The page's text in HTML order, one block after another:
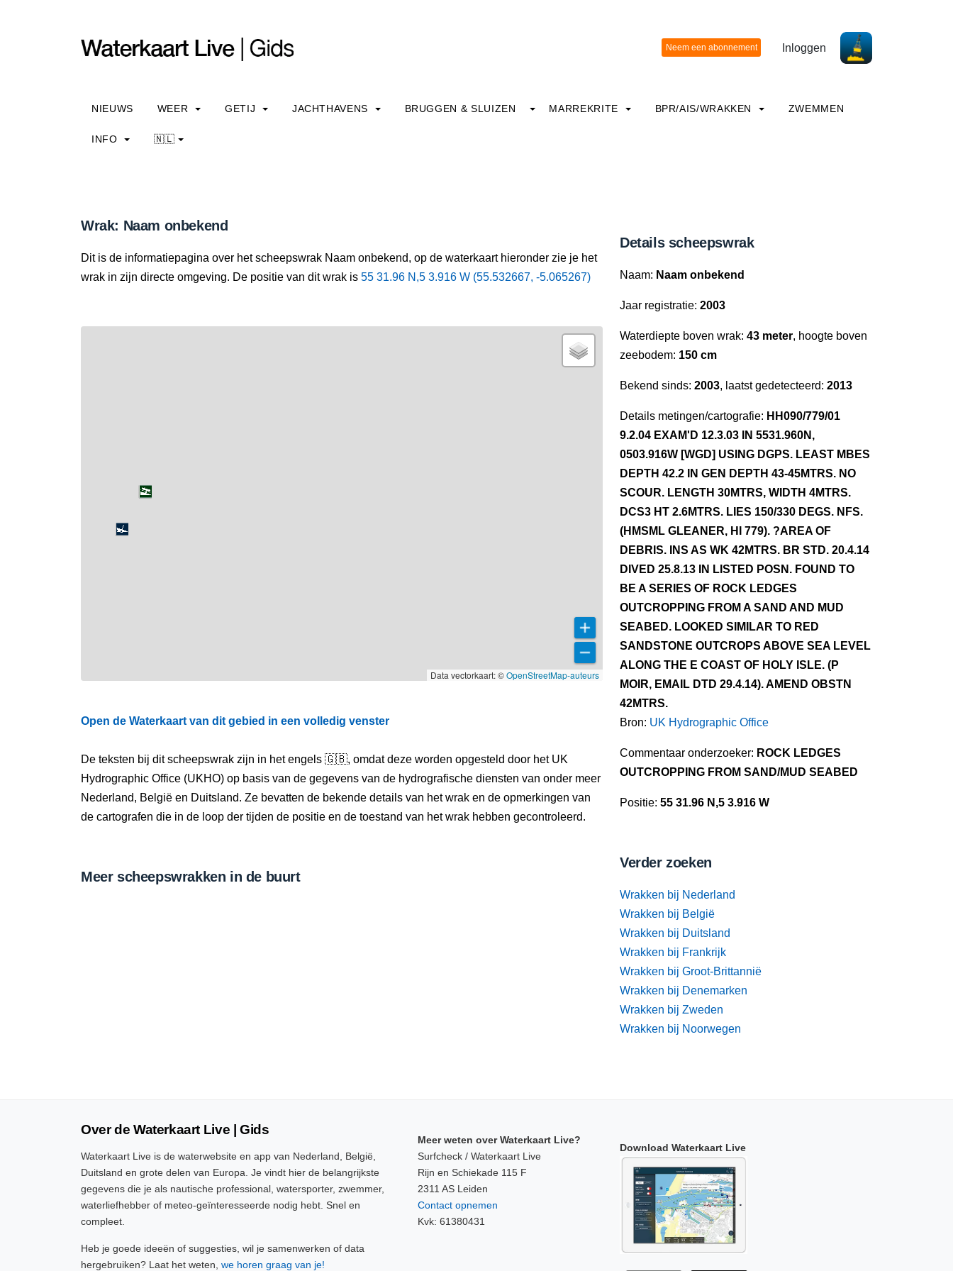
Inloggen
NIEUWS WEER GETIJ JACHTHAVENS BRUGGEN & SLUIZEN MARREKRITE BPR/AIS/WRAKKEN ZWEMMEN
INFO 🇳🇱
Wrak: Naam onbekend
Dit is de informatiepagina over het scheepswrak Naam onbekend, op de waterkaart hieronder zie je het
wrak in zijn directe omgeving. De positie van dit wrak is 55 31.96 N,5 3.916 W (55.532667, -5.065267)
Data vectorkaart: ©OpenStreetMap-auteurs
Open de Waterkaart van dit gebied in een volledig venster
De teksten bij dit scheepswrak zijn in het engels 🇬🇧, omdat deze worden opgesteld door het UK
Hydrographic Office (UKHO) op basis van de gegevens van de hydrografische diensten van onder meer
Nederland, België en Duitsland. Ze bevatten de bekende details van het wrak en de opmerkingen van
de cartografen die in de loop der tijden de positie en de toestand van het wrak hebben gecontroleerd.
Meer scheepswrakken in de buurt
Details scheepswrak
Naam: Naam onbekend
Jaar registratie: 2003
Waterdiepte boven wrak: 43 meter, hoogte boven
zeebodem: 150 cm
Bekend sinds: 2003, laatst gedetecteerd: 2013
Details metingen/cartografie: HH090/779/01
9.2.04 EXAM'D 12.3.03 IN 5531.960N,
0503.916W [WGD] USING DGPS. LEAST MBES
DEPTH 42.2 IN GEN DEPTH 43-45MTRS. NO
SCOUR. LENGTH 30MTRS, WIDTH 4MTRS.
DCS3 HT 2.6MTRS. LIES 150/330 DEGS. NFS.
(HMSML GLEANER, HI 779). ?AREA OF
DEBRIS. INS AS WK 42MTRS. BR STD. 20.4.14
DIVED 25.8.13 IN LISTED POSN. FOUND TO
BE A SERIES OF ROCK LEDGES
OUTCROPPING FROM A SAND AND MUD
SEABED. LOOKED SIMILAR TO RED
SANDSTONE OUTCROPS ABOVE SEA LEVEL
ALONG THE E COAST OF HOLY ISLE. (P
MOIR, EMAIL DTD 29.4.14). AMEND OBSTN
42MTRS.
Bron: UK Hydrographic Office
Commentaar onderzoeker: ROCK LEDGES
OUTCROPPING FROM SAND/MUD SEABED
Positie: 55 31.96 N,5 3.916 W
Verder zoeken
Wrakken bij Nederland
Wrakken bij België
Wrakken bij Duitsland
Wrakken bij Frankrijk
Wrakken bij Groot-Brittannië
Wrakken bij Denemarken
Wrakken bij Zweden
Wrakken bij Noorwegen
Over de Waterkaart Live | Gids
Waterkaart Live is de waterwebsite en app van Nederland, België,
Duitsland en grote delen van Europa. Je vindt hier de belangrijkste
gegevens die je als nautische professional, watersporter, zwemmer,
waterliefhebber of meteo-geïnteresseerde nodig hebt. Snel en
compleet.
Heb je goede ideeën of suggesties, wil je samenwerken of data
hergebruiken? Laat het weten, we horen graag van je!
Meer weten over Waterkaart Live?
Surfcheck / Waterkaart Live
Rijn en Schiekade 115 F
2311 AS Leiden
Contact opnemen
Kvk: 61380431
Download Waterkaart Live